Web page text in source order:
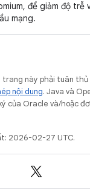
để giảm độ trễ
mạng.
trang này phải tuân
nội dung. Java và
của Oracle và/hoặc
2026-02-27 UTC.